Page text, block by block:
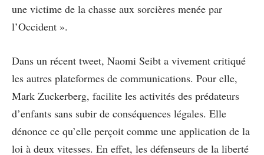
une victime de la chasse aux sorcières menée par
l’Occident ».
Dans un récent tweet, Naomi Seibt a vivement critiqué
les autres plateformes de communications. Pour elle,
Mark Zuckerberg, facilite les activités des prédateurs
d’enfants sans subir de conséquences légales. Elle
dénonce ce qu’elle perçoit comme une application de la
loi à deux vitesses. En effet, les défenseurs de la liberté